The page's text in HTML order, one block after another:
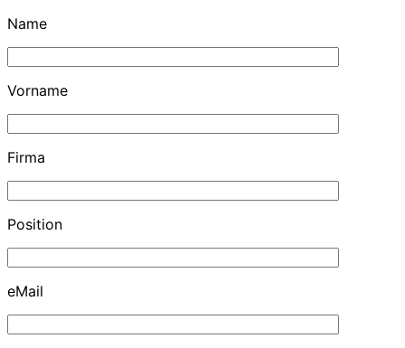
Name
Vorname
Firma
Position
eMail